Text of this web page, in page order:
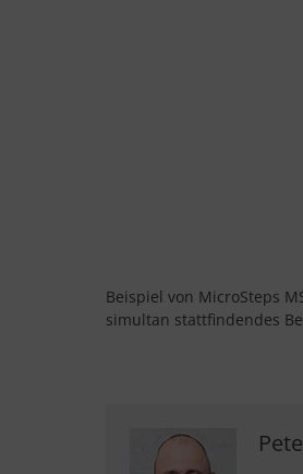
Beispiel von MicroSteps
simultan stattfindendes